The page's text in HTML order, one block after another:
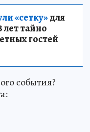
«сетку»для
лет тайно
гостей
события?